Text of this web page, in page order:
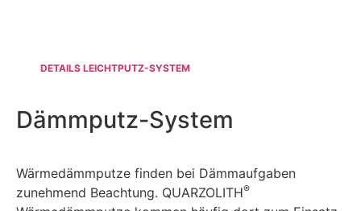
DETAILS LEICHTPUTZ-SYSTEM
Dämmputz-System
Wärmedämmputze finden bei Dämmaufgaben
zunehmend Beachtung. QUARZOLITH®